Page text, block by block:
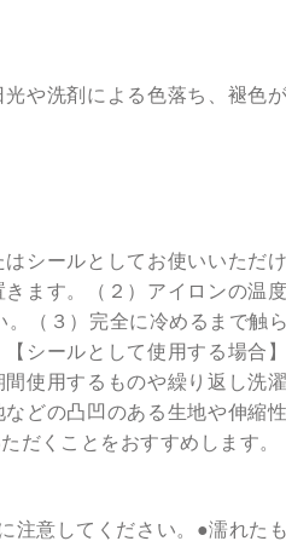
や洗剤による色落ち、褪色
シールとしてお使いいただ
ます。（２）アイロンの温
（３）完全に冷めるまで触
シールとして使用する場合
使用するものや繰り返し洗
どの凸凹のある生地や伸縮
だくことをおすすめします。
注意してください。●濡れた